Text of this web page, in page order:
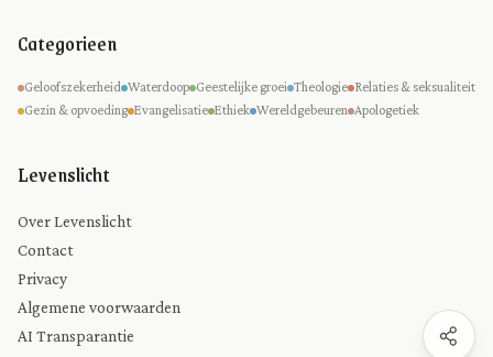
Categorieen
Geloofszekerheid Waterdoop Geestelijke groei Theologie Relaties & seksualiteit
Gezin & opvoeding Evangelisatie Ethiek Wereldgebeuren Apologetiek
Levenslicht
Over Levenslicht
Contact
Privacy
Algemene voorwaarden
AI Transparantie